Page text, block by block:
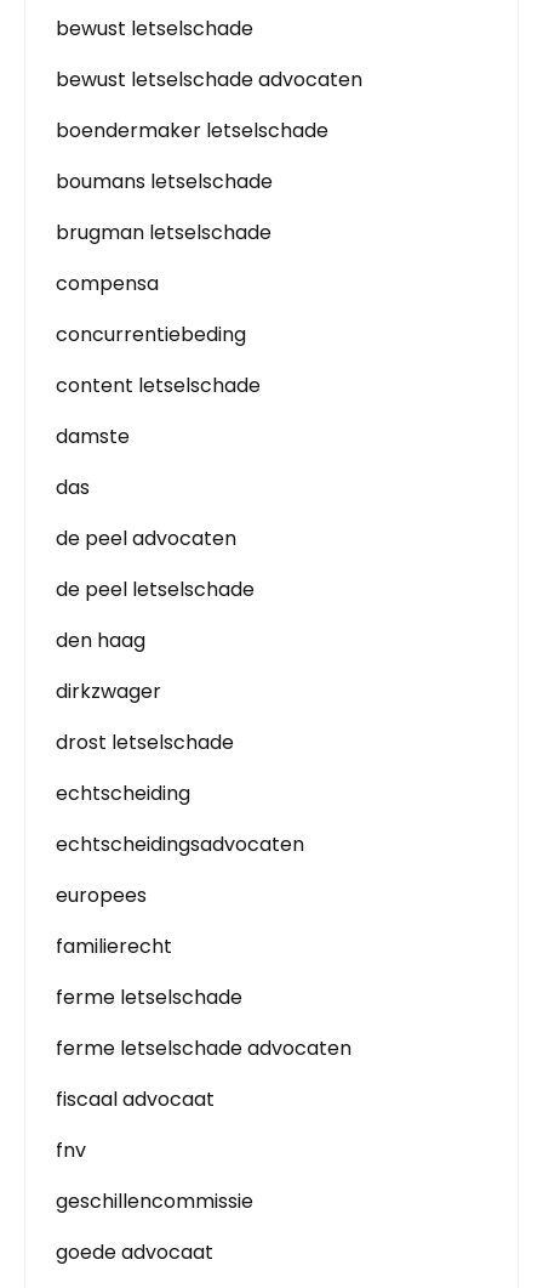
bewust letselschade
bewust letselschade advocaten
boendermaker letselschade
boumans letselschade
brugman letselschade
compensa
concurrentiebeding
content letselschade
damste
das
de peel advocaten
de peel letselschade
den haag
dirkzwager
drost letselschade
echtscheiding
echtscheidingsadvocaten
europees
familierecht
ferme letselschade
ferme letselschade advocaten
fiscaal advocaat
fnv
geschillencommissie
goede advocaat